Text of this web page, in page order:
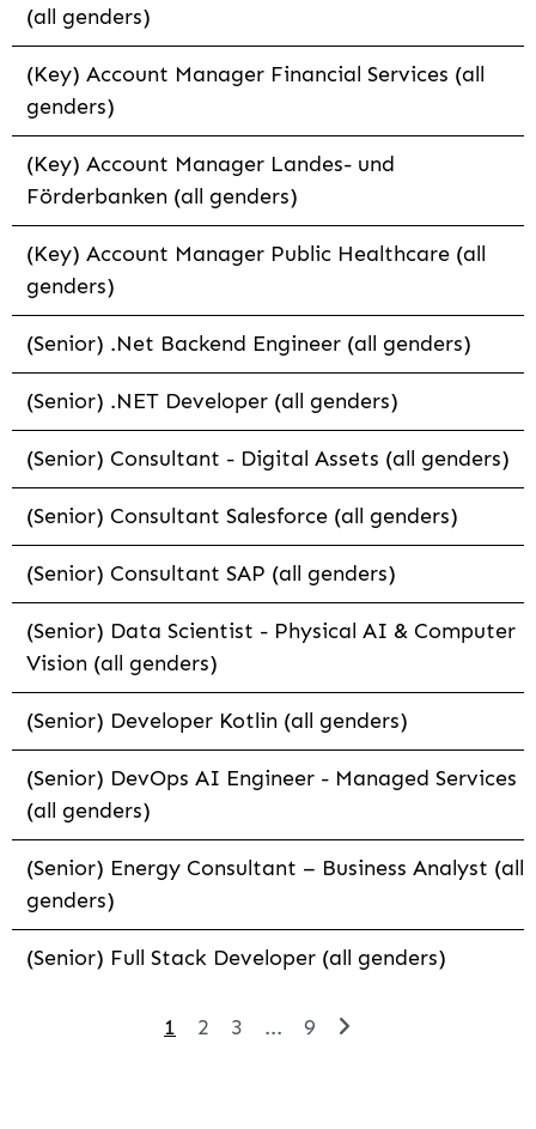
(all genders)
(Key) Account Manager Financial Services (all
genders)
(Key) Account Manager Landes- und
Förderbanken (all genders)
(Key) Account Manager Public Healthcare (all
genders)
(Senior) .Net Backend Engineer (all genders)
(Senior) .NET Developer (all genders)
(Senior) Consultant - Digital Assets (all genders)
(Senior) Consultant Salesforce (all genders)
(Senior) Consultant SAP (all genders)
(Senior) Data Scientist - Physical AI & Computer
Vision (all genders)
(Senior) Developer Kotlin (all genders)
(Senior) DevOps AI Engineer - Managed Services
(all genders)
(Senior) Energy Consultant – Business Analyst (all
genders)
(Senior) Full Stack Developer (all genders)
1 2 3 ... 9